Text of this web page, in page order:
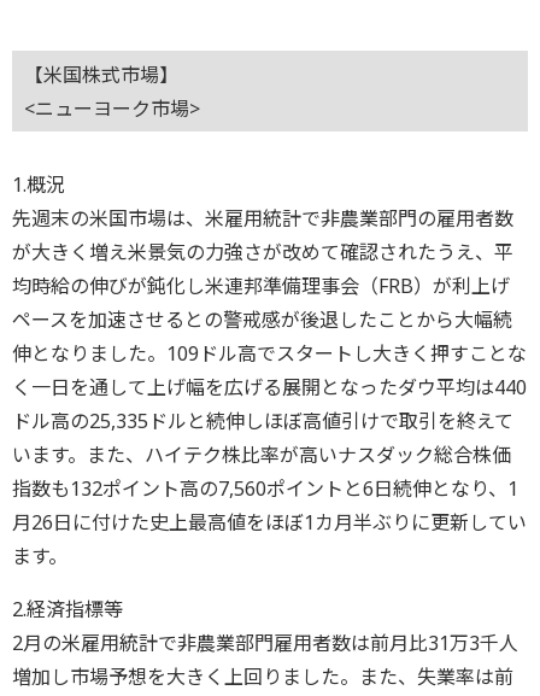
【米国株式市場】
<ニューヨーク市場>
1.概況
先週末の米国市場は、米雇用統計で非農業部門の雇用者数
が大きく増え米景気の力強さが改めて確認されたうえ、平
均時給の伸びが鈍化し米連邦準備理事会（FRB）が利上げ
ペースを加速させるとの警戒感が後退したことから大幅続
伸となりました。109ドル高でスタートし大きく押すことな
く一日を通して上げ幅を広げる展開となったダウ平均は440
ドル高の25,335ドルと続伸しほぼ高値引けで取引を終えて
います。また、ハイテク株比率が高いナスダック総合株価
指数も132ポイント高の7,560ポイントと6日続伸となり、1
月26日に付けた史上最高値をほぼ1カ月半ぶりに更新してい
ます。
2.経済指標等
2月の米雇用統計で非農業部門雇用者数は前月比31万3千人
増加し市場予想を大きく上回りました。また、失業率は前